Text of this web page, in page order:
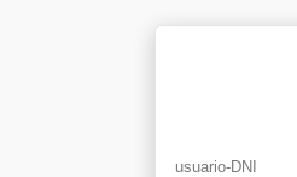
usuario-DNI